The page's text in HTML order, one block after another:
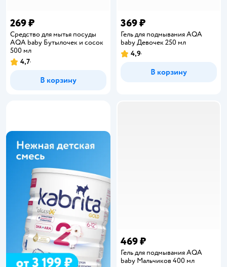
269 ₽
Средство для мытья посуды
AQA baby Бутылочек и сосок
500 мл
Рейтинг:
4,7
В корзину
369 ₽
Гель для подмывания AQA
baby Девочек 250 мл
Рейтинг:
4,9
В корзину
469 ₽
Гель для подмывания AQA
baby Мальчиков 400 мл